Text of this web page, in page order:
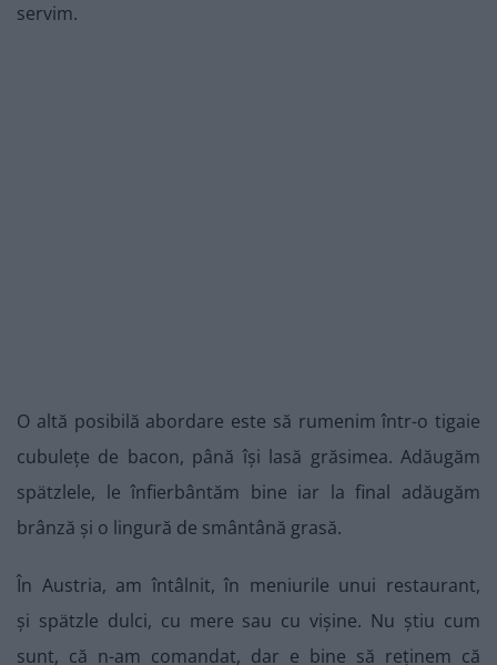
servim.
O altă posibilă abordare este să rumenim într-o tigaie
cubulețe de bacon, până își lasă grăsimea. Adăugăm
spätzlele, le înfierbântăm bine iar la final adăugăm
brânză și o lingură de smântână grasă.
În Austria, am întâlnit, în meniurile unui restaurant,
și spätzle dulci, cu mere sau cu vișine. Nu știu cum
sunt, că n-am comandat, dar e bine să reținem că